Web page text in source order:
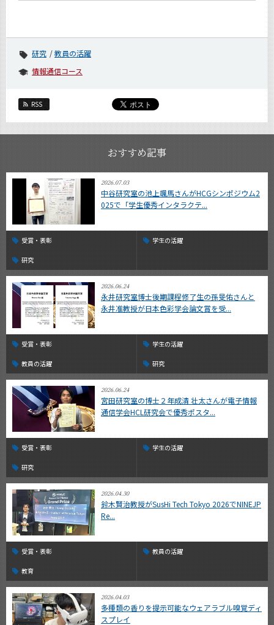
研究
教員の活躍
情報通信コース
RSS
おすすめ記事
2026.07.03
中谷研究室の池上颯馬さんがHCGシンポジウム2
025で「学生優秀インタラクテ...
受賞・表彰 学生の活躍
研究
2026.06.24
永井研究室博士後期課程修了生の孫旻佑さんと
永井准教授が日本色彩学会論文賞を受...
受賞・表彰 学生の活躍
教員の活躍 研究
2026.06.24
宮田研究室の博士２年成清 壮太さんが電子情報
通信学会HCL研究会で優秀ポスタ...
受賞・表彰 学生の活躍
研究
2026.04.30
鈴木賢治教授がSusHi Tech Tokyo 2026でNINEJP
Re...
受賞・表彰 教員の活躍
教育
2026.04.03
多種類の香りを提示可能なウェアラブル嗅覚ディ
スプレイ